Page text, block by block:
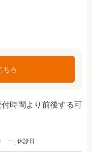
ちら
時間より前後する可
: 休診日